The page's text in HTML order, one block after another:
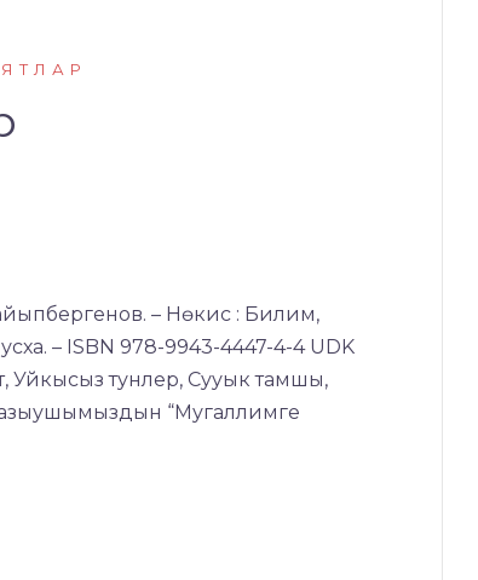
– Нөкис : Билим,
– ISBN 978-9943-4447-4-4 UDK
Уйкысыз тунлер, Сууык тамшы,
“Мугаллимге